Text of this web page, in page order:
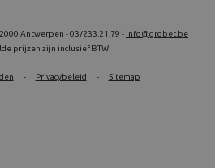
Antwerpen - 03/233.21.79 - info@grobet.be
prijzen zijn inclusief BTW
- Privacybeleid - Sitemap